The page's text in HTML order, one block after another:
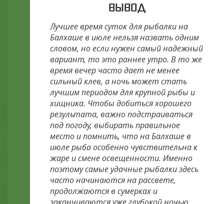
ВЫВОД
Лучшее время суток для рыбалки на
Балхаше в июле нельзя назвать одним
словом, но если нужен самый надежный
вариант, то это раннее утро. В то же
время вечер часто дает не менее
сильный клев, а ночь может стать
лучшим периодом для крупной рыбы и
хищника. Чтобы добиться хорошего
результата, важно подстраиваться
под погоду, выбирать правильное
место и помнить, что на Балхаше в
июле рыба особенно чувствительна к
жаре и смене освещенности. Именно
поэтому самые удачные рыбалки здесь
часто начинаются на рассвете,
продолжаются в сумерках и